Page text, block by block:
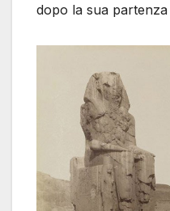
dopo la sua